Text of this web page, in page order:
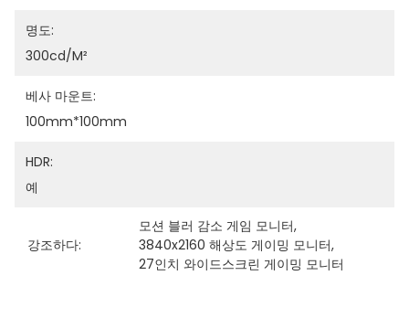
명도:
300cd/m²
베사 마운트:
100mm*100mm
HDR:
예
강조하다:
모션 블러 감소 게임 모니터,
3840x2160 해상도 게이밍 모니터,
27인치 와이드스크린 게이밍 모니터